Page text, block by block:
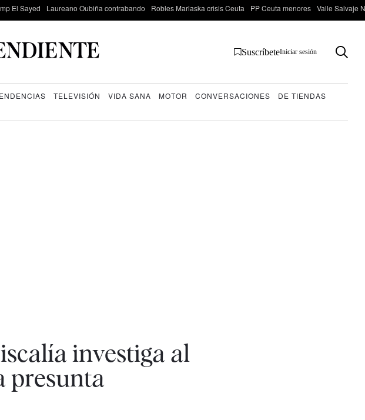
El Sayed Laureano Oubiña contrabando Robles Marlaska crisis Ceuta PP Ceuta menores Valle Salvaje
SuscríbeteIniciar sesión
TELEVISIÓN VIDA SANA MOTOR CONVERSACIONES
DE TIENDAS
investiga al
presunta